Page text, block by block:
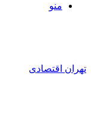
منو
تهران اقتصادی